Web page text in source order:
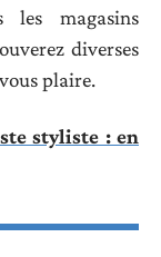
les magasins
diverses
plaire.
styliste : en